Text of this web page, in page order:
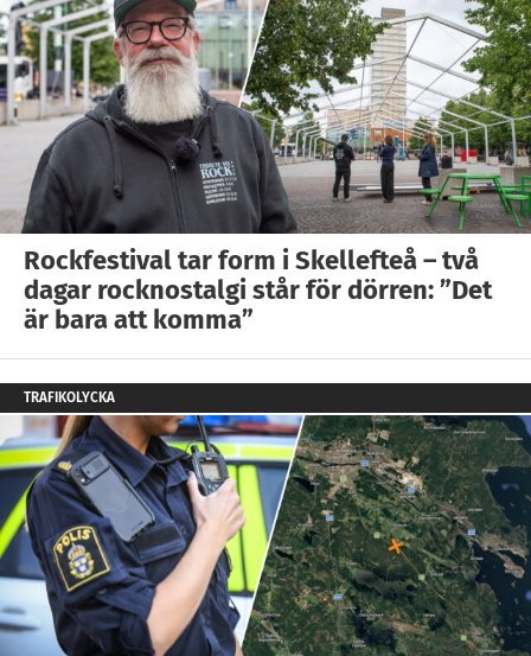
Rockfestival tar form i Skellefteå – två
dagar rocknostalgi står för dörren: ”Det
är bara att komma”
TRAFIKOLYCKA